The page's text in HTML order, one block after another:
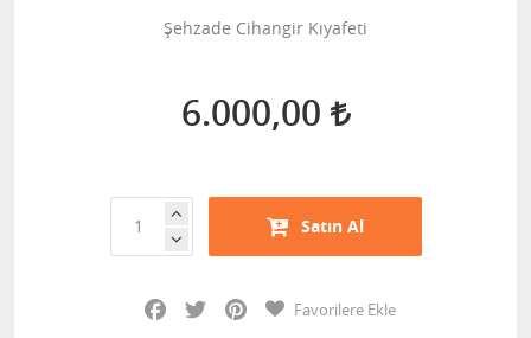
Şehzade Cihangir Kıyafeti
6.000,00
Satın Al
Facebook
Twitter PinterestFavorilere Ekle